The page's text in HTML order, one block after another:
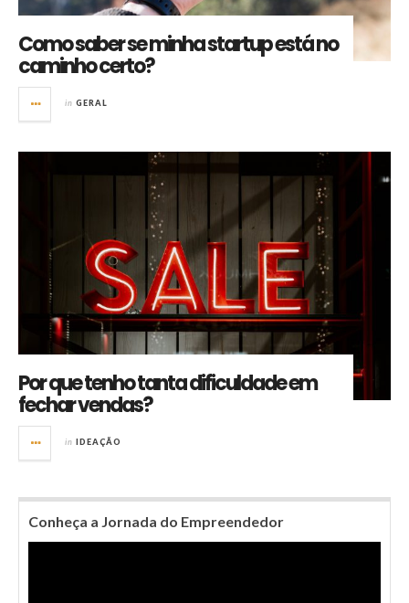
Como saber se minha startup está no
caminho certo?
in GERAL
Por que tenho tanta dificuldade em
fechar vendas?
in IDEAÇÃO
Conheça a Jornada do Empreendedor